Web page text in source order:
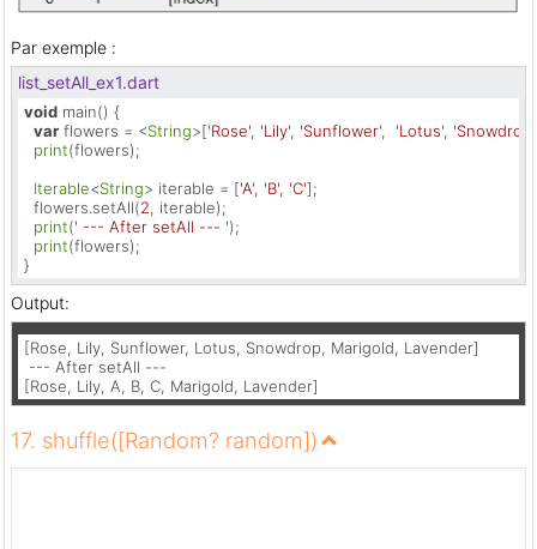
Par exemple :
list_setAll_ex1.dart
void main() {
var flowers = <String>['Rose', 'Lily', 'Sunflower', 'Lotus', 'Snowdrop'
print(flowers);
Iterable<String> iterable = ['A', 'B', 'C'];
  flowers.setAll(
2, iterable);
print(' --- After setAll --- ');
print(flowers);
}
Output:
[Rose, Lily, Sunflower, Lotus, Snowdrop, Marigold, Lavender]
--- After setAll ---
[Rose, Lily, A, B, C, Marigold, Lavender]
17. shuffle([Random? random])